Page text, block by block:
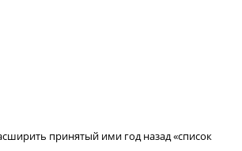
принятый ими год назад «список